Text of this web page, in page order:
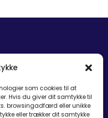
som cookies til at
Hvis du giver dit samtykke til
browsingadfærd eller unikke
eller trækker dit samtykke